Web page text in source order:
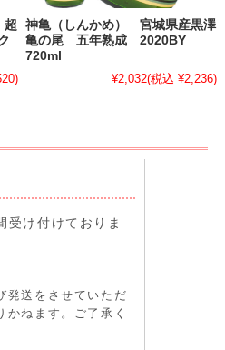
超
神亀（しんかめ） 宮城県産黒澤
亀の尾 五年熟成 2020BY
720ml
¥2,032(税込 ¥2,236)
受け付けておりま
発送をさせていただ
かねます。ご了承く